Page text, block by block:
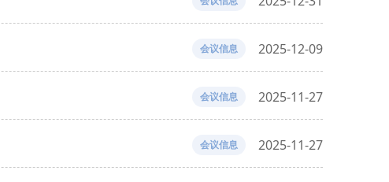
会议信息 2025-12-09
会议信息 2025-11-27
会议信息 2025-11-27